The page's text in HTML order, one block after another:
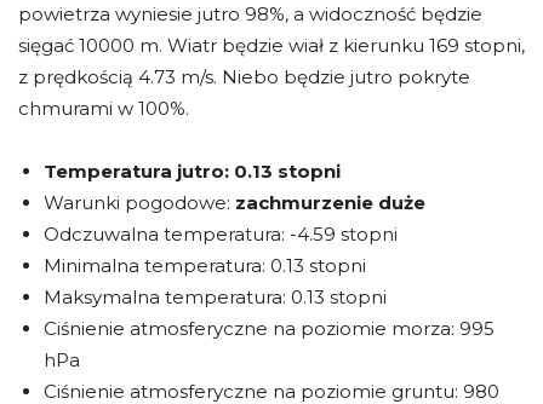
powietrza wyniesie jutro 98%, a widoczność będzie
sięgać 10000 m. Wiatr będzie wiał z kierunku 169 stopni,
z prędkością 4.73 m/s. Niebo będzie jutro pokryte
chmurami w 100%.
Temperatura jutro: 0.13 stopni
Warunki pogodowe: zachmurzenie duże
Odczuwalna temperatura: -4.59 stopni
Minimalna temperatura: 0.13 stopni
Maksymalna temperatura: 0.13 stopni
Ciśnienie atmosferyczne na poziomie morza: 995
hPa
Ciśnienie atmosferyczne na poziomie gruntu: 980